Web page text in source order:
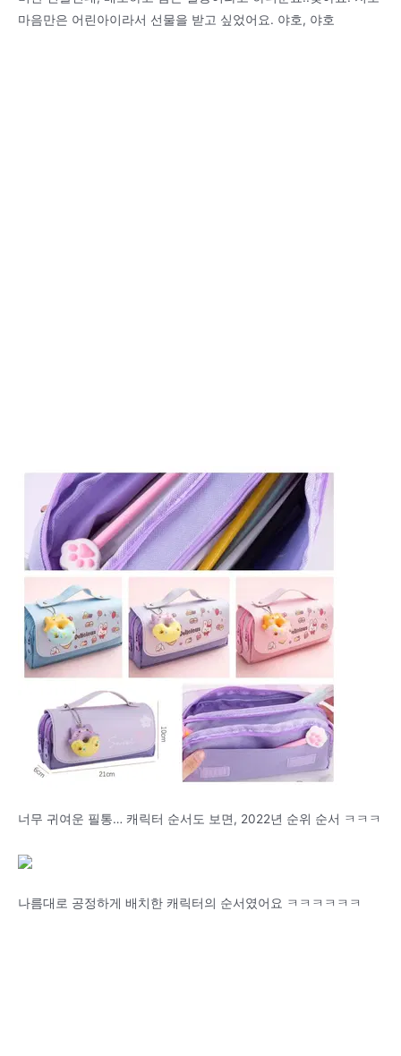
마음만은 어린아이라서 선물을 받고 싶었어요. 야호, 야호
너무 귀여운 필통… 캐릭터 순서도 보면, 2022년 순위 순서 ㅋㅋㅋ
나름대로 공정하게 배치한 캐릭터의 순서였어요 ㅋㅋㅋㅋㅋㅋ